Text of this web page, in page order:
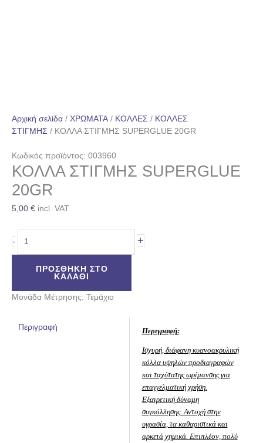
Αρχική σελίδα / ΧΡΩΜΑΤΑ / ΚΟΛΛΕΣ / ΚΟΛΛΕΣ
ΣΤΙΓΜΗΣ / ΚΟΛΛΑ ΣΤΙΓΜΗΣ SUPERGLUE 20GR
Κωδικός προϊόντος: 003960
ΚΟΛΛΑ ΣΤΙΓΜΗΣ SUPERGLUE
20GR
5,00 € incl. VAT
- +
ΠΡΟΣΘΉΚΗ ΣΤΟ
ΚΑΛΆΘΙ
Μονάδα Μέτρησης: Τεμάχιο
Περιγραφή Περιγραφή:
Ισχυρή, διάφανη κυανοακρυλική
κόλλα υψηλών προδιαγραφών
και ταχύτατης ωρίμανσης για
επαγγελματική χρήση.
Εξαιρετική δύναμη
συγκόλλησης. Αντοχή στην
υγρασία, τα καθαριστικά και
αρκετά χημικά. Επιπλέον, πολύ